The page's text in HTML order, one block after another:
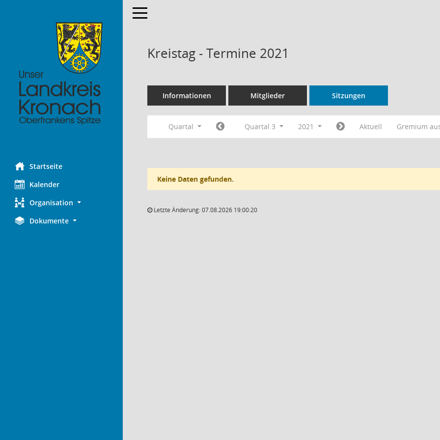
Startseite
Kalender
Organisation
Dokumente
Toggle navigation
Kreistag - Termine 2021
Informationen Mitglieder Sitzungen
Quartal Quartal 3 2021 Aktuell Gremium
Keine Daten gefunden.
Letzte Änderung: 07.08.2026 19:00:20